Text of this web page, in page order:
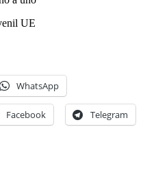
WhatsApp
Facebook Telegram